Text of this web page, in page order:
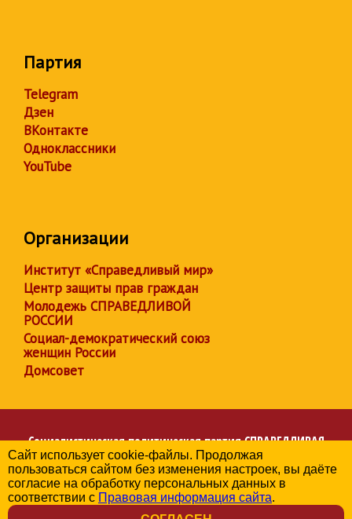
Партия
Telegram
Дзен
ВКонтакте
Одноклассники
YouTube
Организации
Институт «Справедливый мир»
Центр защиты прав граждан
Молодежь СПРАВЕДЛИВОЙ
РОССИИ
Социал-демократический союз
женщин России
Домсовет
Социалистическая политическая партияСПРАВЕДЛИВАЯ
РОССИЯ
Региональное отделение партии в Республике Крым
© 2006-2026
Политика в отношении обработки персональных данных
Сайт использует cookie-файлы. Продолжая
пользоваться сайтом без изменения настроек, вы даёте
согласие на обработку персональных данных в
соответствии с Правовая информация сайта.